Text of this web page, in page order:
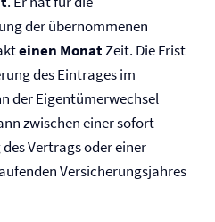
der übernommenen
einen MonatZeit. Die Frist
des Eintrages im
der Eigentümerwechsel
zwischen einer sofort
Vertrags oder einer
Versicherungsjahres